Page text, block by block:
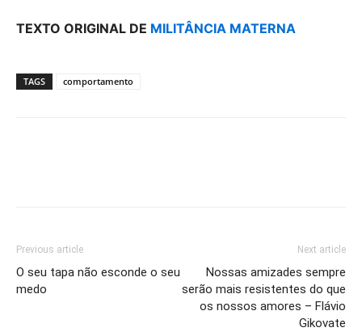
TEXTO ORIGINAL DE MILITÂNCIA MATERNA
TAGS comportamento
Previous article
O seu tapa não esconde o seu
medo
Next article
Nossas amizades sempre
serão mais resistentes do que
os nossos amores – Flávio
Gikovate